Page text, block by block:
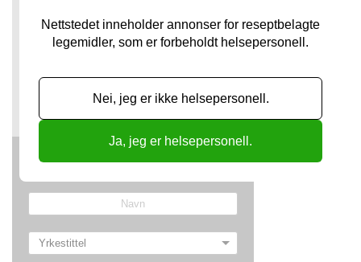
nyhetsbrev behöver vi få information om din
yrkestitel och arbetsplats, för att verifiera att du
får ta del av de annonser som nyhetsbrevet
innehåller.
Nettstedet inneholder annonser for reseptbelagte
legemidler, som er forbeholdt helsepersonell.
Nei, jeg er ikke helsepersonell.
Ja, jeg er helsepersonell.